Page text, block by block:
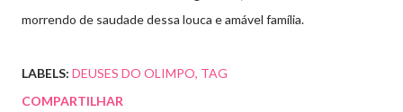
morrendo de saudade dessa louca e amável família.
LABELS: DEUSES DO OLIMPO TAG
COMPARTILHAR